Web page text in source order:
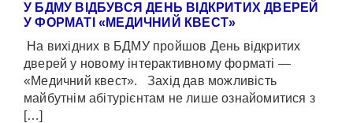
У БДМУ ВІДБУВСЯ ДЕНЬ ВІДКРИТИХ ДВЕРЕЙ
У ФОРМАТІ «МЕДИЧНИЙ КВЕСТ»
На вихідних в БДМУ пройшов День відкритих
дверей у новому інтерактивному форматі —
«Медичний квест». Захід дав можливість
майбутнім абітурієнтам не лише ознайомитися з
[…]